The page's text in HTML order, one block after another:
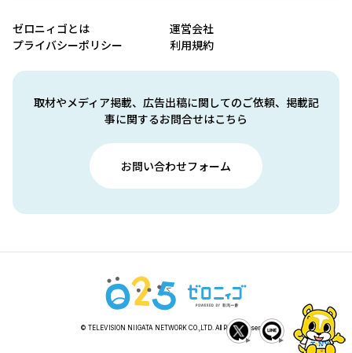
取材やメディア掲載、広告出稿に関してのご依頼、掲載記
事に関するお問合せはこちら
お問い合わせフォーム
ゼロニィゴとは
運営会社
プライバシーポリシー
利用規約
© TELEVISION NIIGATA NETWORK CO.,LTD. All Rights Reserved